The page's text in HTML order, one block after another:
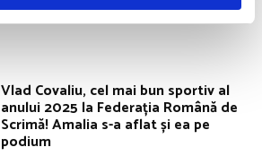
Vlad Covaliu, cel mai bun sportiv al
anului 2025 la Federația Română de
Scrimă! Amalia s-a aflat și ea pe
podium